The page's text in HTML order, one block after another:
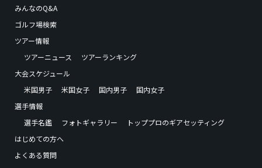
みんなのQ&A
ゴルフ場検索
ツアー情報
ツアーニュース
ツアーランキング
大会スケジュール
米国男子
米国女子 国内男子
国内女子
選手情報
選手名鑑
フォトギャラリー
トッププロのギアセッティング
はじめての方へ
よくある質問